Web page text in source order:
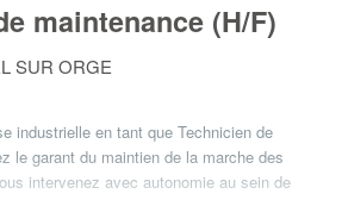
maintenance (H/F)
SUR ORGE
industrielle en tant que Technicien de
le garant du maintien de la marche des
intervenez avec autonomie au sein de